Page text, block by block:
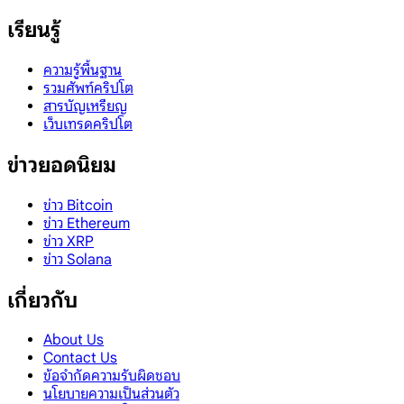
เรียนรู้
ความรู้พื้นฐาน
รวมศัพท์คริปโต
สารบัญเหรียญ
เว็บเทรดคริปโต
ข่าวยอดนิยม
ข่าว Bitcoin
ข่าว Ethereum
ข่าว XRP
ข่าว Solana
เกี่ยวกับ
About Us
Contact Us
ข้อจำกัดความรับผิดชอบ
นโยบายความเป็นส่วนตัว